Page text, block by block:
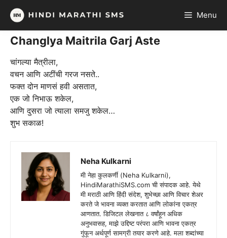
Skip
content
Menu
Changlya Maitrila Garj Aste
चांगल्या मैत्रीला,
वचन आणि अटींची गरज नसते..
फक्त दोन माणसं हवी असतात,
एक जो निभाऊ शकेल,
आणि दुसरा जो त्याला समजु शकेल…
शुभ सकाळ!
Neha Kulkarni
मी नेहा कुलकर्णी (Neha Kulkarni),
HindiMarathiSMS.com ची संपादक आहे. येथे
मी मराठी आणि हिंदी संदेश, शुभेच्छा आणि विचार शेअर
करते जे भावना व्यक्त करतात आणि लोकांना एकत्र
आणतात. डिजिटल लेखनात ८ वर्षांहून अधिक
अनुभवासह, माझे उद्दिष्ट परंपरा आणि भावना एकत्र
गुंफून अर्थपूर्ण सामग्री तयार करणे आहे. मला शब्दांच्या